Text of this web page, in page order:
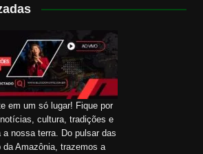
em um só lugar! Fique por
cultura, tradições e
nossa terra. Do pulsar das
da Amazônia, trazemos a